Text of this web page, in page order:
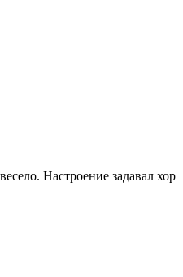
Настроение задавал хор